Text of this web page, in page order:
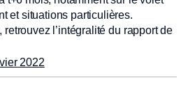
et situations particulières.
l’intégralité du rapport de
2022